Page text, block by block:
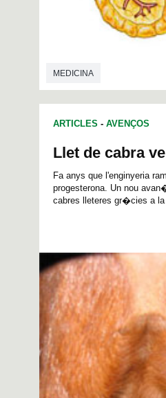
MEDICINA
ARTICLES - AVENÇOS
Llet de cabra
Fa anys que l'enginyeria
progesterona. Un nou
cabres lleteres gr�cies a la